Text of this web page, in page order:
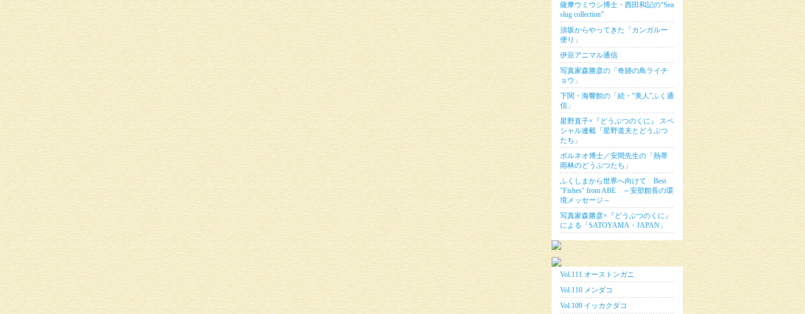
薩摩ウミウシ博士・西田和記の“Sea
slug collection”
須坂からやってきた「カンガルー
便り」
伊豆アニマル通信
写真家森勝彦の「奇跡の鳥ライチ
ョウ」
下関・海響館の「続・”美人”ふく通
信」
星野直子×『どうぶつのくに』 スペ
シャル連載「星野道夫とどうぶつ
たち」
ボルネオ博士／安間先生の「熱帯
雨林のどうぶつたち」
ふくしまから世界へ向けて Best
"Fishes" from ABE ～安部館長の環
境メッセージ～
写真家森勝彦×『どうぶつのくに』
による「SATOYAMA・JAPAN」
Vol.111 オーストンガニ
Vol.110 メンダコ
Vol.109 イッカクダコ